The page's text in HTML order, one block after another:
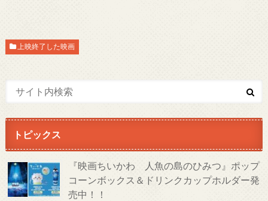
上映終了した映画
トピックス
『映画ちいかわ 人魚の島のひみつ』ポップ
コーンボックス＆ドリンクカップホルダー発
売中！！